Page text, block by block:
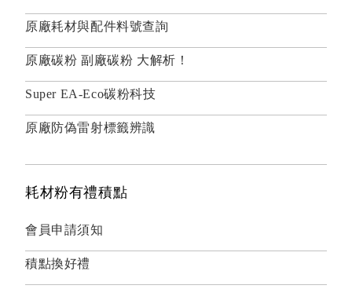
原廠耗材與配件料號查詢
原廠碳粉 副廠碳粉 大解析！
Super EA-Eco碳粉科技
原廠防偽雷射標籤辨識
耗材粉有禮積點
會員申請須知
積點換好禮